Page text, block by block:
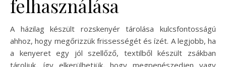
felhasználása
A házilag készült rozskenyér tárolása kulcsfontosságú
ahhoz, hogy megőrizzük frissességét és ízét. A legjobb, ha
a kenyeret egy jól szellőző, textilből készült zsákban
tároljuk, így elkerülhetjük, hogy megpenészedjen vagy